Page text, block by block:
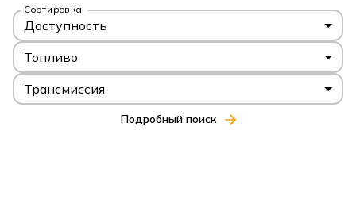
Сортировка
Доступность
Топливо
Трансмиссия
Подробный поиск